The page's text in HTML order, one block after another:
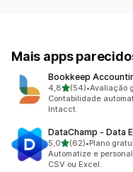
Mais apps
Bookkeep
4,8de 5 estrelas
(54)
54 avaliações ao todo
•Avaliação
Contabilidade
Intacct.
DataChamp ‑ Data
5,0de 5 estrelas
(62)
62 avaliações ao todo
•Plano
Automatize e
CSV ou Excel.